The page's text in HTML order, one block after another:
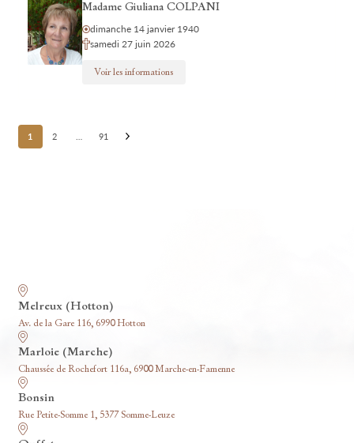
Madame Giuliana COLPANI
dimanche 14 janvier 1940
samedi 27 juin 2026
Voir les informations
Posts
pagination
1 2 91
Melreux (Hotton)
Av. de la Gare 116, 6990 Hotton
Marloie (Marche)
Chaussée de Rochefort 116a, 6900 Marche-en-Famenne
Bonsin
Rue Petite-Somme 1, 5377 Somme-Leuze